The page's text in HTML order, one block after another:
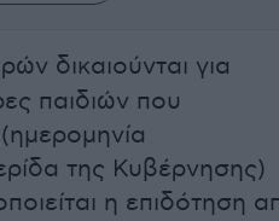
δικαιούνται για
παιδιών που
της Κυβέρνησης)
η επιδότηση